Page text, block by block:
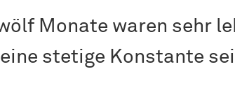
Monate waren sehr
stetige Konstante